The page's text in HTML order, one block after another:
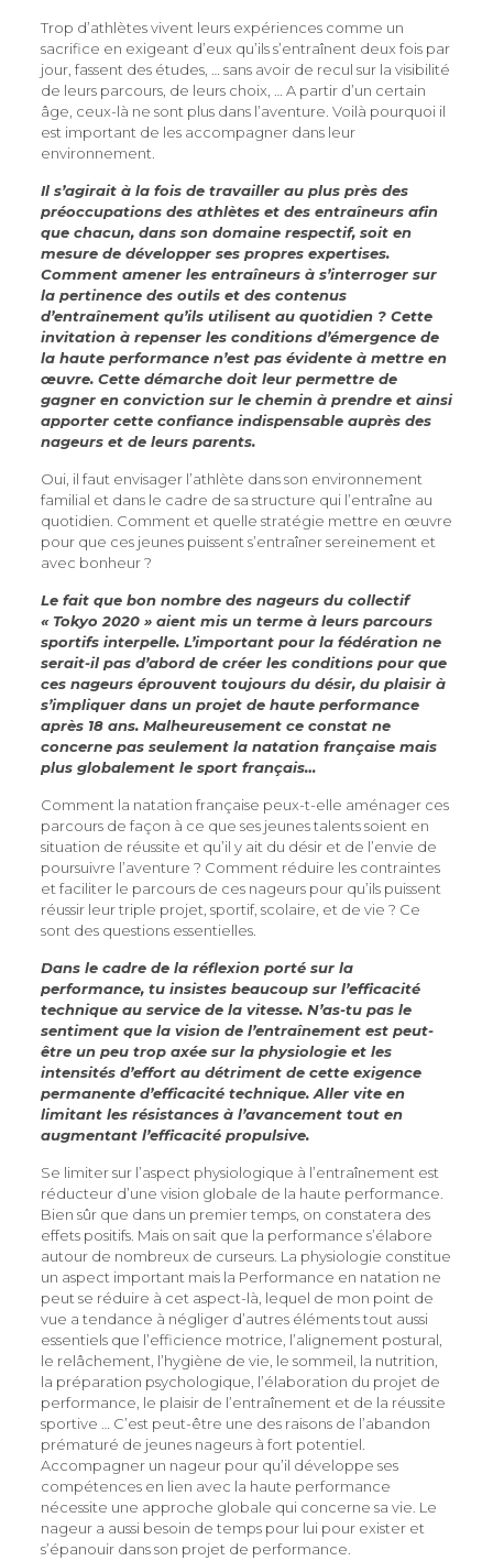
Trop d’athlètes vivent leurs expériences comme un
sacrifice en exigeant d’eux qu’ils s’entraînent deux fois par
jour, fassent des études, … sans avoir de recul sur la visibilité
de leurs parcours, de leurs choix, … A partir d’un certain
âge, ceux-là ne sont plus dans l’aventure. Voilà pourquoi il
est important de les accompagner dans leur
environnement.
Il s’agirait à la fois de travailler au plus près des
préoccupations des athlètes et des entraîneurs afin
que chacun, dans son domaine respectif, soit en
mesure de développer ses propres expertises.
Comment amener les entraîneurs à s’interroger sur
la pertinence des outils et des contenus
d’entraînement qu’ils utilisent au quotidien ? Cette
invitation à repenser les conditions d’émergence de
la haute performance n’est pas évidente à mettre en
œuvre. Cette démarche doit leur permettre de
gagner en conviction sur le chemin à prendre et ainsi
apporter cette confiance indispensable auprès des
nageurs et de leurs parents.
Oui, il faut envisager l’athlète dans son environnement
familial et dans le cadre de sa structure qui l’entraîne au
quotidien. Comment et quelle stratégie mettre en œuvre
pour que ces jeunes puissent s’entraîner sereinement et
avec bonheur ?
Le fait que bon nombre des nageurs du collectif
« Tokyo 2020 » aient mis un terme à leurs parcours
sportifs interpelle. L’important pour la fédération ne
serait-il pas d’abord de créer les conditions pour que
ces nageurs éprouvent toujours du désir, du plaisir à
s’impliquer dans un projet de haute performance
après 18 ans. Malheureusement ce constat ne
concerne pas seulement la natation française mais
plus globalement le sport français…
Comment la natation française peux-t-elle aménager ces
parcours de façon à ce que ses jeunes talents soient en
situation de réussite et qu’il y ait du désir et de l’envie de
poursuivre l’aventure ? Comment réduire les contraintes
et faciliter le parcours de ces nageurs pour qu’ils puissent
réussir leur triple projet, sportif, scolaire, et de vie ? Ce
sont des questions essentielles.
Dans le cadre de la réflexion porté sur la
performance, tu insistes beaucoup sur l’efficacité
technique au service de la vitesse. N’as-tu pas le
sentiment que la vision de l’entraînement est peut-
être un peu trop axée sur la physiologie et les
intensités d’effort au détriment de cette exigence
permanente d’efficacité technique. Aller vite en
limitant les résistances à l’avancement tout en
augmentant l’efficacité propulsive.
Se limiter sur l’aspect physiologique à l’entraînement est
réducteur d’une vision globale de la haute performance.
Bien sûr que dans un premier temps, on constatera des
effets positifs. Mais on sait que la performance s’élabore
autour de nombreux de curseurs. La physiologie constitue
un aspect important mais la Performance en natation ne
peut se réduire à cet aspect-là, lequel de mon point de
vue a tendance à négliger d’autres éléments tout aussi
essentiels que l’efficience motrice, l’alignement postural,
le relâchement, l’hygiène de vie, le sommeil, la nutrition,
la préparation psychologique, l’élaboration du projet de
performance, le plaisir de l’entraînement et de la réussite
sportive … C’est peut-être une des raisons de l’abandon
prématuré de jeunes nageurs à fort potentiel.
Accompagner un nageur pour qu’il développe ses
compétences en lien avec la haute performance
nécessite une approche globale qui concerne sa vie. Le
nageur a aussi besoin de temps pour lui pour exister et
s’épanouir dans son projet de performance.